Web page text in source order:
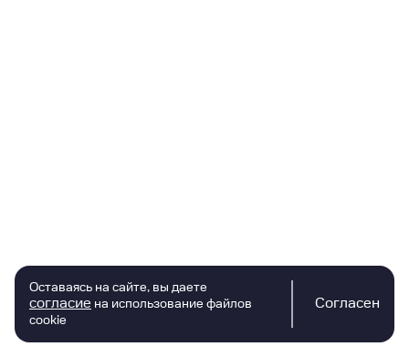
Оставаясь на сайте, вы даете
согласие на использование файлов
cookie
Согласен